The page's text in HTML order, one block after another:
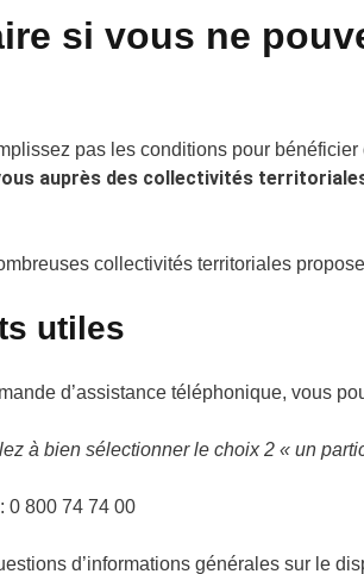
si vous ne
pas les conditions pour
auprès des collectivités
collectivités territoriales
utiles
d’assistance téléphonique, vous
à bien sélectionner le choix 2 « un
0 800 74 74 00
d’informations générales sur le